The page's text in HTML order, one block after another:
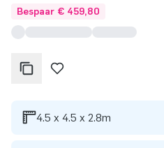
Bespaar € 459,80
4.5 x 4.5 x 2.8m